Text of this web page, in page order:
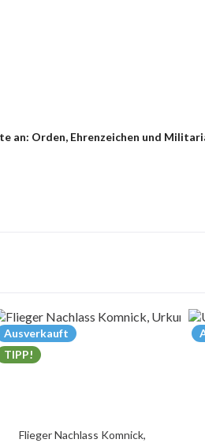
an: Orden, Ehrenzeichen und
Ausverkauft
TIPP!
Flieger Nachlass Komnick,